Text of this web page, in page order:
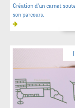
Création d'un carnet
son parcours.